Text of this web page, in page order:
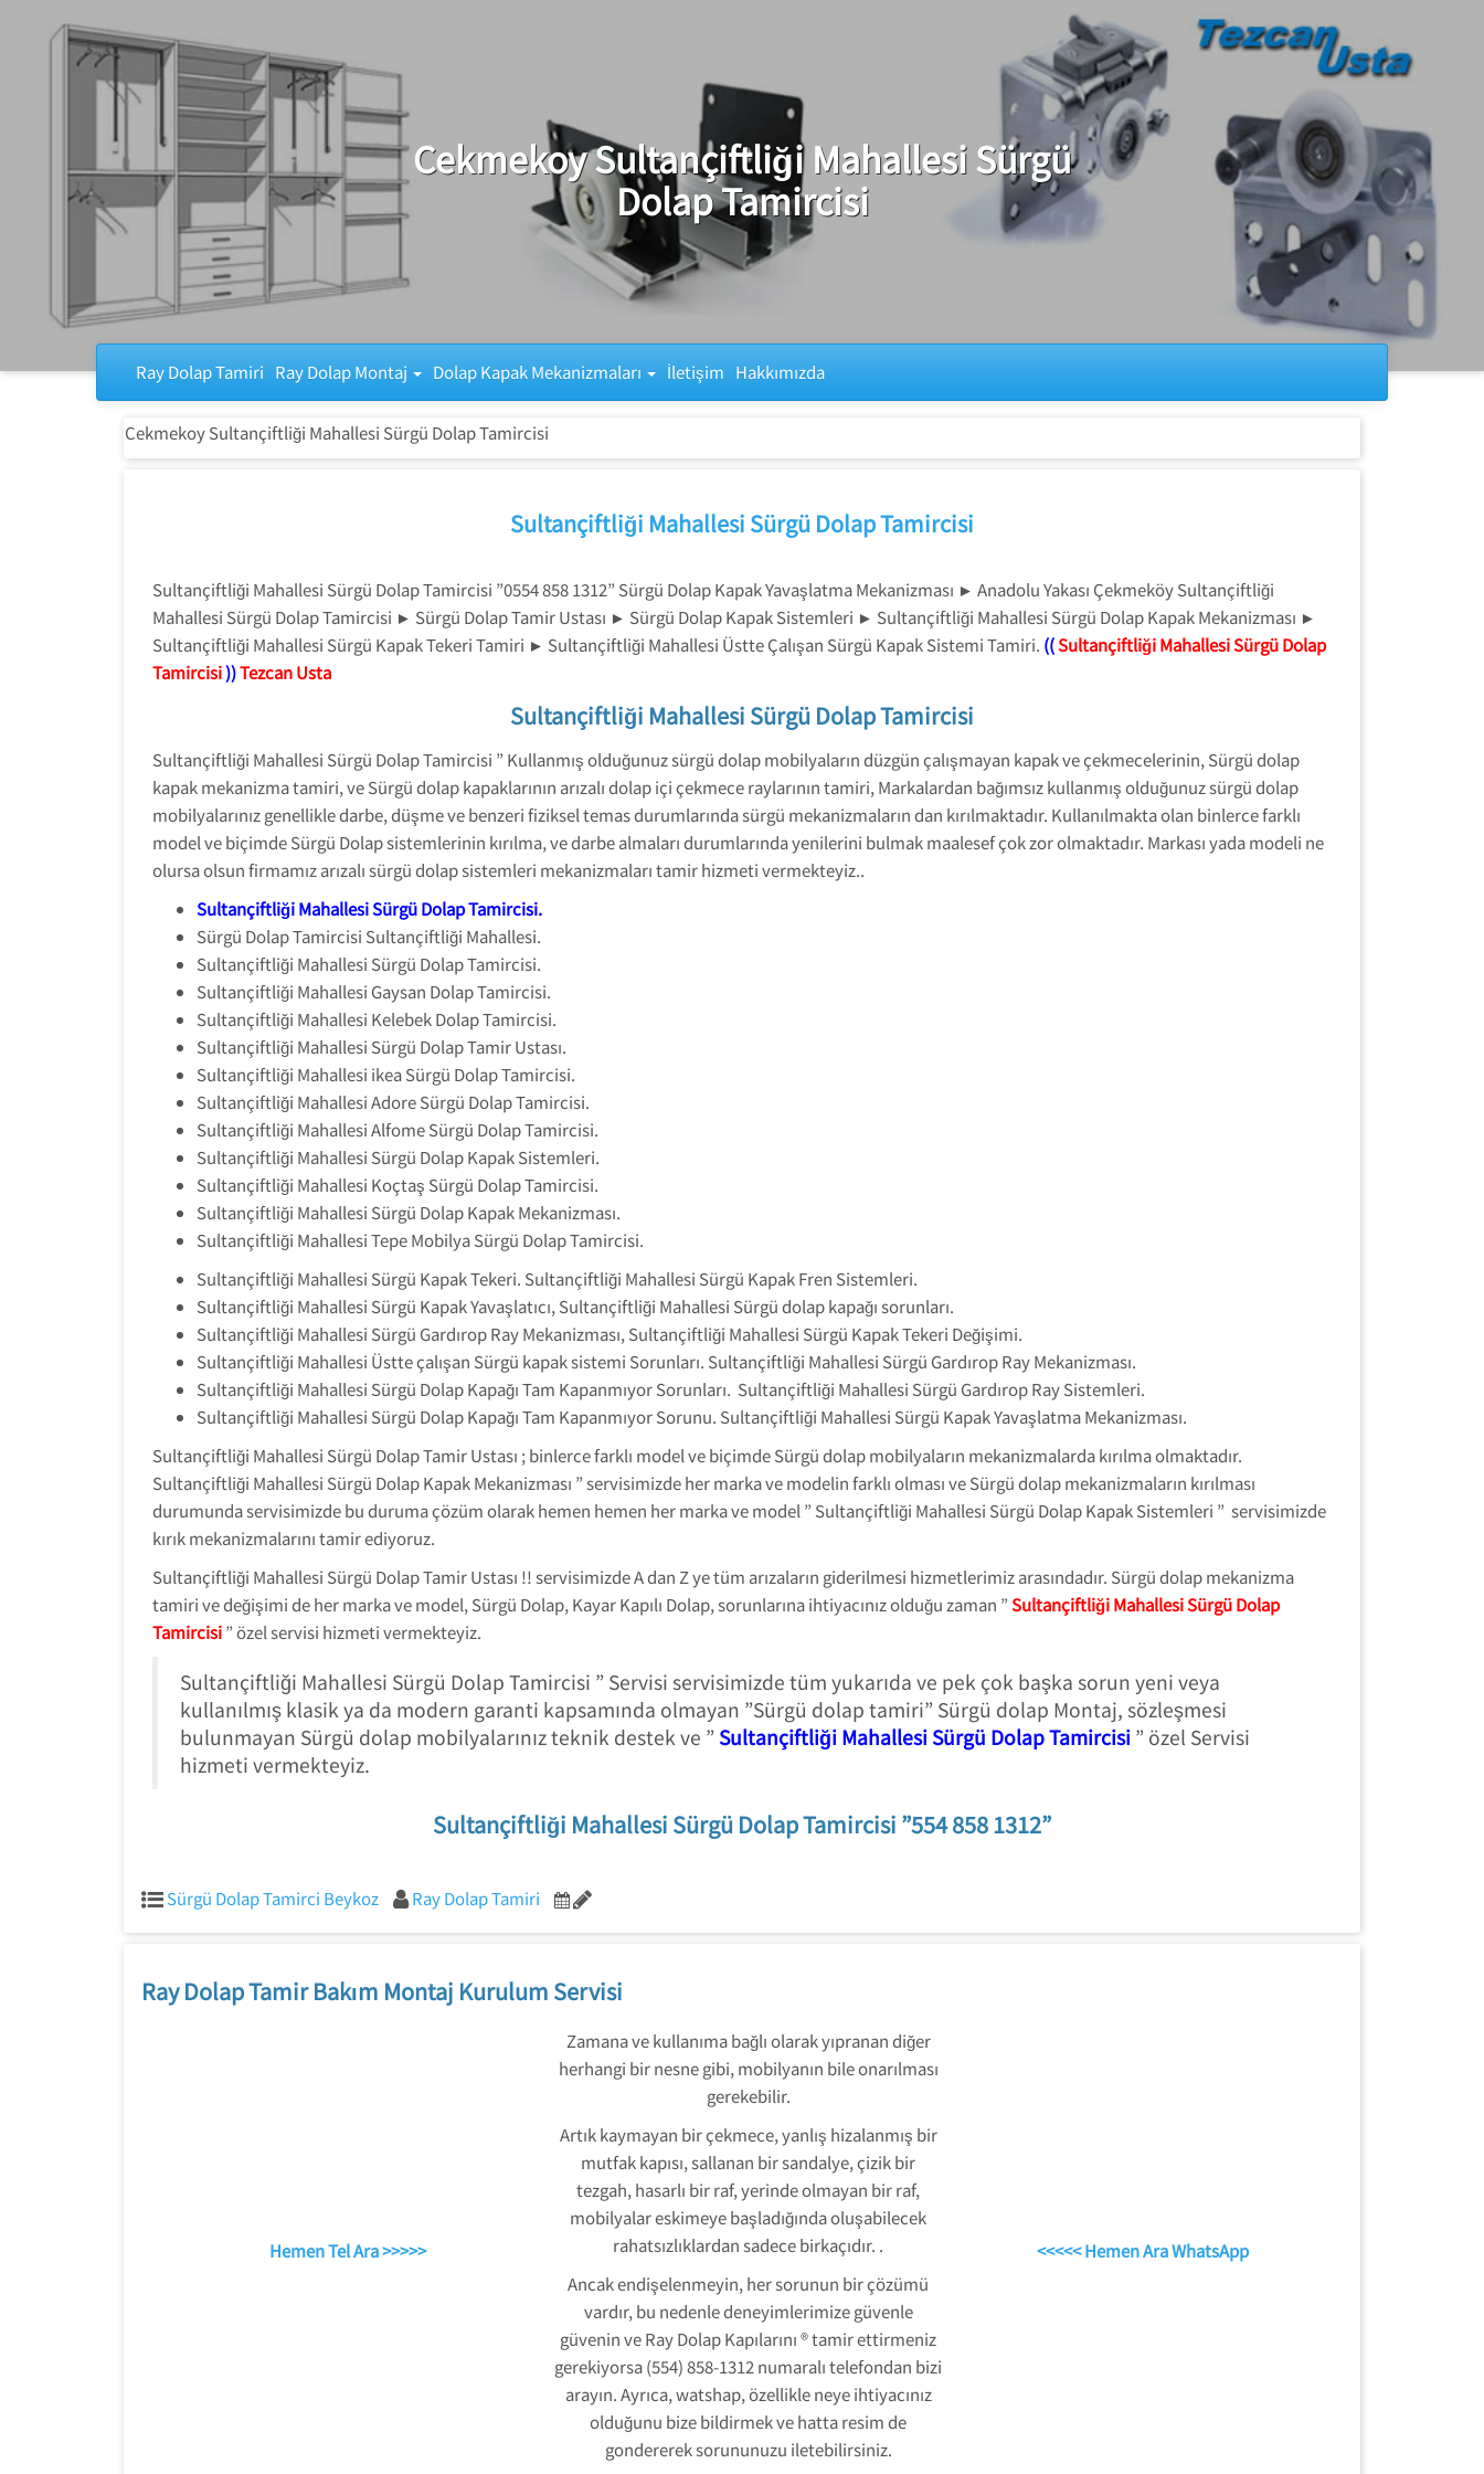
Cekmekoy Sultançiftliği Mahallesi Sürgü
Dolap Tamircisi
Ray Dolap Tamiri Ray Dolap Montaj Dolap Kapak Mekanizmaları İletişim Hakkımızda
Cekmekoy Sultançiftliği Mahallesi Sürgü Dolap Tamircisi
Sultançiftliği Mahallesi Sürgü Dolap Tamircisi
Sultançiftliği Mahallesi Sürgü Dolap Tamircisi ”0554 858 1312” Sürgü Dolap Kapak Yavaşlatma Mekanizması ► Anadolu Yakası Çekmeköy Sultançiftliği
Mahallesi Sürgü Dolap Tamircisi ► Sürgü Dolap Tamir Ustası ► Sürgü Dolap Kapak Sistemleri ► Sultançiftliği Mahallesi Sürgü Dolap Kapak Mekanizması ►
Sultançiftliği Mahallesi Sürgü Kapak Tekeri Tamiri ► Sultançiftliği Mahallesi Üstte Çalışan Sürgü Kapak Sistemi Tamiri. ((Sultançiftliği Mahallesi Sürgü Dolap
Tamircisi))Tezcan Usta
Sultançiftliği Mahallesi Sürgü Dolap Tamircisi
Sultançiftliği Mahallesi Sürgü Dolap Tamircisi ” Kullanmış olduğunuz sürgü dolap mobilyaların düzgün çalışmayan kapak ve çekmecelerinin, Sürgü dolap
kapak mekanizma tamiri, ve Sürgü dolap kapaklarının arızalı dolap içi çekmece raylarının tamiri, Markalardan bağımsız kullanmış olduğunuz sürgü dolap
mobilyalarınız genellikle darbe, düşme ve benzeri fiziksel temas durumlarında sürgü mekanizmaların dan kırılmaktadır. Kullanılmakta olan binlerce farklı
model ve biçimde Sürgü Dolap sistemlerinin kırılma, ve darbe almaları durumlarında yenilerini bulmak maalesef çok zor olmaktadır. Markası yada modeli ne
olursa olsun firmamız arızalı sürgü dolap sistemleri mekanizmaları tamir hizmeti vermekteyiz..
Sultançiftliği Mahallesi Sürgü Dolap Tamircisi.
Sürgü Dolap Tamircisi Sultançiftliği Mahallesi.
Sultançiftliği Mahallesi Sürgü Dolap Tamircisi.
Sultançiftliği Mahallesi Gaysan Dolap Tamircisi.
Sultançiftliği Mahallesi Kelebek Dolap Tamircisi.
Sultançiftliği Mahallesi Sürgü Dolap Tamir Ustası.
Sultançiftliği Mahallesi ikea Sürgü Dolap Tamircisi.
Sultançiftliği Mahallesi Adore Sürgü Dolap Tamircisi.
Sultançiftliği Mahallesi Alfome Sürgü Dolap Tamircisi.
Sultançiftliği Mahallesi Sürgü Dolap Kapak Sistemleri.
Sultançiftliği Mahallesi Koçtaş Sürgü Dolap Tamircisi.
Sultançiftliği Mahallesi Sürgü Dolap Kapak Mekanizması.
Sultançiftliği Mahallesi Tepe Mobilya Sürgü Dolap Tamircisi.
Sultançiftliği Mahallesi Sürgü Kapak Tekeri. Sultançiftliği Mahallesi Sürgü Kapak Fren Sistemleri.
Sultançiftliği Mahallesi Sürgü Kapak Yavaşlatıcı, Sultançiftliği Mahallesi Sürgü dolap kapağı sorunları.
Sultançiftliği Mahallesi Sürgü Gardırop Ray Mekanizması, Sultançiftliği Mahallesi Sürgü Kapak Tekeri Değişimi.
Sultançiftliği Mahallesi Üstte çalışan Sürgü kapak sistemi Sorunları. Sultançiftliği Mahallesi Sürgü Gardırop Ray Mekanizması.
Sultançiftliği Mahallesi Sürgü Dolap Kapağı Tam Kapanmıyor Sorunları. Sultançiftliği Mahallesi Sürgü Gardırop Ray Sistemleri.
Sultançiftliği Mahallesi Sürgü Dolap Kapağı Tam Kapanmıyor Sorunu. Sultançiftliği Mahallesi Sürgü Kapak Yavaşlatma Mekanizması.
Sultançiftliği Mahallesi Sürgü Dolap Tamir Ustası ; binlerce farklı model ve biçimde Sürgü dolap mobilyaların mekanizmalarda kırılma olmaktadır.
Sultançiftliği Mahallesi Sürgü Dolap Kapak Mekanizması ” servisimizde her marka ve modelin farklı olması ve Sürgü dolap mekanizmaların kırılması
durumunda servisimizde bu duruma çözüm olarak hemen hemen her marka ve model ” Sultançiftliği Mahallesi Sürgü Dolap Kapak Sistemleri ” servisimizde
kırık mekanizmalarını tamir ediyoruz.
Sultançiftliği Mahallesi Sürgü Dolap Tamir Ustası !! servisimizde A dan Z ye tüm arızaların giderilmesi hizmetlerimiz arasındadır. Sürgü dolap mekanizma
tamiri ve değişimi de her marka ve model, Sürgü Dolap, Kayar Kapılı Dolap, sorunlarına ihtiyacınız olduğu zaman ”Sultançiftliği Mahallesi Sürgü Dolap
Tamircisi” özel servisi hizmeti vermekteyiz.
Sultançiftliği Mahallesi Sürgü Dolap Tamircisi ” Servisi servisimizde tüm yukarıda ve pek çok başka sorun yeni veya
kullanılmış klasik ya da modern garanti kapsamında olmayan ”Sürgü dolap tamiri” Sürgü dolap Montaj, sözleşmesi
bulunmayan Sürgü dolap mobilyalarınız teknik destek ve ” Sultançiftliği Mahallesi Sürgü Dolap Tamircisi ” özel Servisi
hizmeti vermekteyiz.
Sultançiftliği Mahallesi Sürgü Dolap Tamircisi ”554 858 1312”
Sürgü Dolap Tamirci Beykoz Ray Dolap Tamiri
Ray Dolap Tamir Bakım Montaj Kurulum Servisi
Hemen Tel Ara >>>>>
Zamana ve kullanıma bağlı olarak yıpranan diğer
herhangi bir nesne gibi, mobilyanın bile onarılması
gerekebilir.
Artık kaymayan bir çekmece, yanlış hizalanmış bir
mutfak kapısı, sallanan bir sandalye, çizik bir
tezgah, hasarlı bir raf, yerinde olmayan bir raf,
mobilyalar eskimeye başladığında oluşabilecek
rahatsızlıklardan sadece birkaçıdır. .
Ancak endişelenmeyin, her sorunun bir çözümü
vardır, bu nedenle deneyimlerimize güvenle
güvenin ve Ray Dolap Kapılarını ® tamir ettirmeniz
gerekiyorsa (554) 858-1312 numaralı telefondan bizi
arayın. Ayrıca, watshap, özellikle neye ihtiyacınız
olduğunu bize bildirmek ve hatta resim de
gondererek sorununuzu iletebilirsiniz.
<<<<< Hemen Ara WhatsApp